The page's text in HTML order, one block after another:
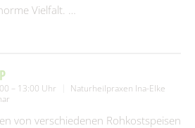
Vielfalt. …
– 13:00 Uhr
Naturheilpraxen Ina-Elke
von verschiedenen Rohkostspeisen